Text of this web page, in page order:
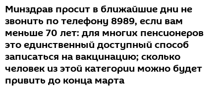
Минздрав просит в ближайшие дни не
звонить по телефону 8989, если вам
меньше 70 лет: для многих пенсионеров
это единственный доступный способ
записаться на вакцинацию; сколько
человек из этой категории можно будет
привить до конца марта